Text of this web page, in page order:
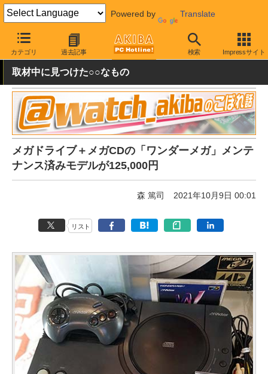
Powered by Translate
カテゴリ 過去記事 検索 Impressサイト
AKIBA PC Hotline! ガジェット ゲーム機関連
取材中に見つけた○○なもの
メガドライブ＋メガCDの「ワンダーメガ」メンテ
ナンス済みモデルが125,000円
森 篤司 2021年10月9日 00:01
リスト